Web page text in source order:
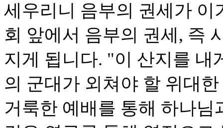
세우리니 음부의 권세가
회 앞에서 음부의 권세, 즉
지게 됩니다. "이 산지를 내
의 군대가 외쳐야 할 위대
거룩한 예배를 통해 하나